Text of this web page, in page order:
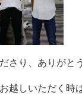
さり、ありがと
越しいただく